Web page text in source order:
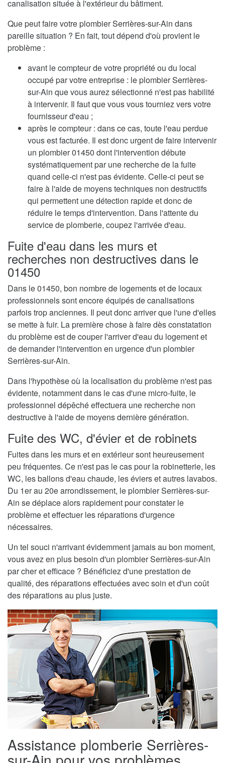
canalisation située à l'extérieur du bâtiment.
Que peut faire votre plombier Serrières-sur-Ain dans
pareille situation ? En fait, tout dépend d'où provient le
problème :
avant le compteur de votre propriété ou du local
occupé par votre entreprise : le plombier Serrières-
sur-Ain que vous aurez sélectionné n'est pas habilité
à intervenir. Il faut que vous vous tourniez vers votre
fournisseur d'eau ;
après le compteur : dans ce cas, toute l'eau perdue
vous est facturée. Il est donc urgent de faire intervenir
un plombier 01450 dont l'intervention débute
systématiquement par une recherche de la fuite
quand celle-ci n'est pas évidente. Celle-ci peut se
faire à l'aide de moyens techniques non destructifs
qui permettent une détection rapide et donc de
réduire le temps d'intervention. Dans l'attente du
service de plomberie, coupez l'arrivée d'eau.
Fuite d'eau dans les murs et
recherches non destructives dans le
01450
Dans le 01450, bon nombre de logements et de locaux
professionnels sont encore équipés de canalisations
parfois trop anciennes. Il peut donc arriver que l'une d'elles
se mette à fuir. La première chose à faire dès constatation
du problème est de couper l'arriver d'eau du logement et
de demander l'intervention en urgence d'un plombier
Serrières-sur-Ain.
Dans l'hypothèse où la localisation du problème n'est pas
évidente, notamment dans le cas d'une micro-fuite, le
professionnel dépêché effectuera une recherche non
destructive à l'aide de moyens dernière génération.
Fuite des WC, d'évier et de robinets
Fuites dans les murs et en extérieur sont heureusement
peu fréquentes. Ce n'est pas le cas pour la robinetterie, les
WC, les ballons d'eau chaude, les éviers et autres lavabos.
Du 1er au 20e arrondissement, le plombier Serrières-sur-
Ain se déplace alors rapidement pour constater le
problème et effectuer les réparations d'urgence
nécessaires.
Un tel souci n'arrivant évidemment jamais au bon moment,
vous avez en plus besoin d'un plombier Serrières-sur-Ain
par cher et efficace ? Bénéficiez d'une prestation de
qualité, des réparations effectuées avec soin et d'un coût
des réparations au plus juste.
Assistance plomberie Serrières-